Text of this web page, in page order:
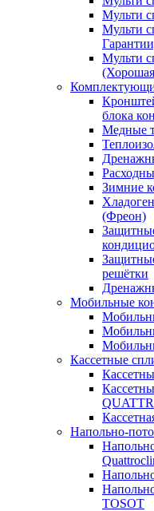
Мульти
Мульти
Мульти
блока
Медные
Зимние
(Фреон)
решётки
Мобильные
Кассетные
Напольно-
TOSOT